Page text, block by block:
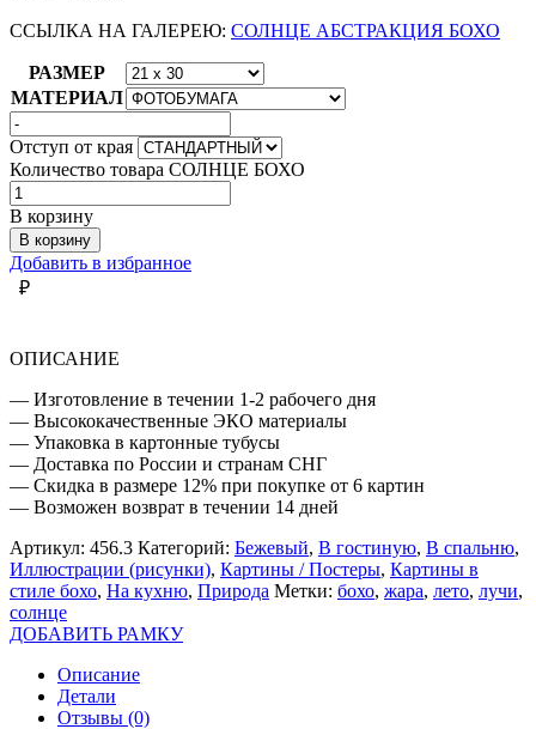
ССЫЛКА НА ГАЛЕРЕЮ: СОЛНЦЕ АБСТРАКЦИЯ БОХО
РАЗМЕР
МАТЕРИАЛ
Отступ от края
Количество товара СОЛНЦЕ БОХО
В корзину
В корзину
Добавить в избранное
₽
ОПИСАНИЕ
— Изготовление в течении 1-2 рабочего дня
— Высококачественные ЭКО материалы
— Упаковка в картонные тубусы
— Доставка по России и странам СНГ
— Скидка в размере 12% при покупке от 6 картин
— Возможен возврат в течении 14 дней
Артикул: 456.3 Категорий: Бежевый, В гостиную, В спальню,
Иллюстрации (рисунки), Картины / Постеры, Картины в
стиле бохо, На кухню, Природа Метки: бохо, жара, лето, лучи,
солнце
ДОБАВИТЬ РАМКУ
Описание
Детали
Отзывы (0)